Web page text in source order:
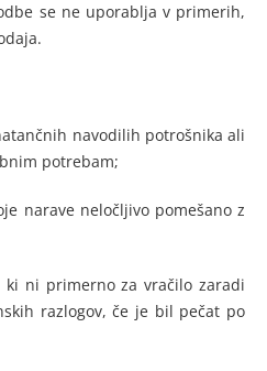
se ne uporablja v primerih,
navodilih potrošnika ali
potrebam;
neločljivo pomešano z
primerno za vračilo zaradi
razlogov, če je bil pečat po